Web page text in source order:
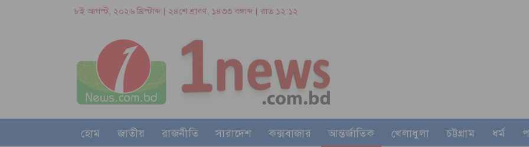
৮ই আগস্ট, ২০২৬ খ্রিস্টাব্দ | ২৪শে শ্রাবণ, ১৪৩৩ বঙ্গাব্দ | রাত ১২:১২
হোম জাতীয় রাজনীতি সারাদেশ কক্সবাজার আন্তর্জাতিক খেলাধুলা চট্টগ্রাম ধর্ম